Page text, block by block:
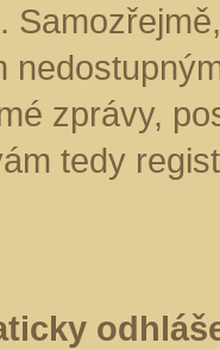
zprávy,
tedy